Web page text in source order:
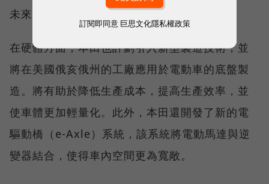
未來幾年內推出新的高端電動車型。
在硬體方面，本田也計劃引入新型製造技術，並
將在美國俄亥俄州的工廠應用於電動車的底盤製
造。將有助於降低生產成本，提高生產效率，並
使車體更加輕量化。此外，本田還開發了新的電
驅動橋（e-Axle）系統，該系統將電動馬達與逆
變器結合，使得車內空間更為寬敞。
訂閱即同意 巨思文化隱私權政策